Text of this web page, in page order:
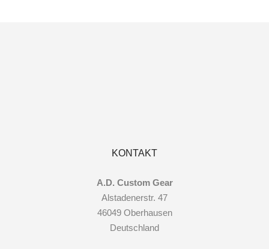
KONTAKT
A.D. Custom Gear
Alstadenerstr. 47
46049 Oberhausen
Deutschland